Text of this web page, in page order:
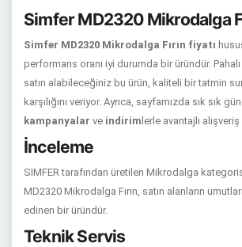
Simfer MD2320 Mikrodalga
Simfer MD2320 Mikrodalga Fırın fiyatı
performans oranı iyi durumda bir üründür.
satın alabileceğiniz bu ürün, kaliteli bir tatmin
karşılığını veriyor. Ayrıca, sayfamızda sık sık
kampanyalar ve indirim lerle avantajlı
İnceleme
SIMFER tarafından üretilen Mikrodalga
MD2320 Mikrodalga Fırın, satın alanların
edinen bir üründür.
Teknik Servis